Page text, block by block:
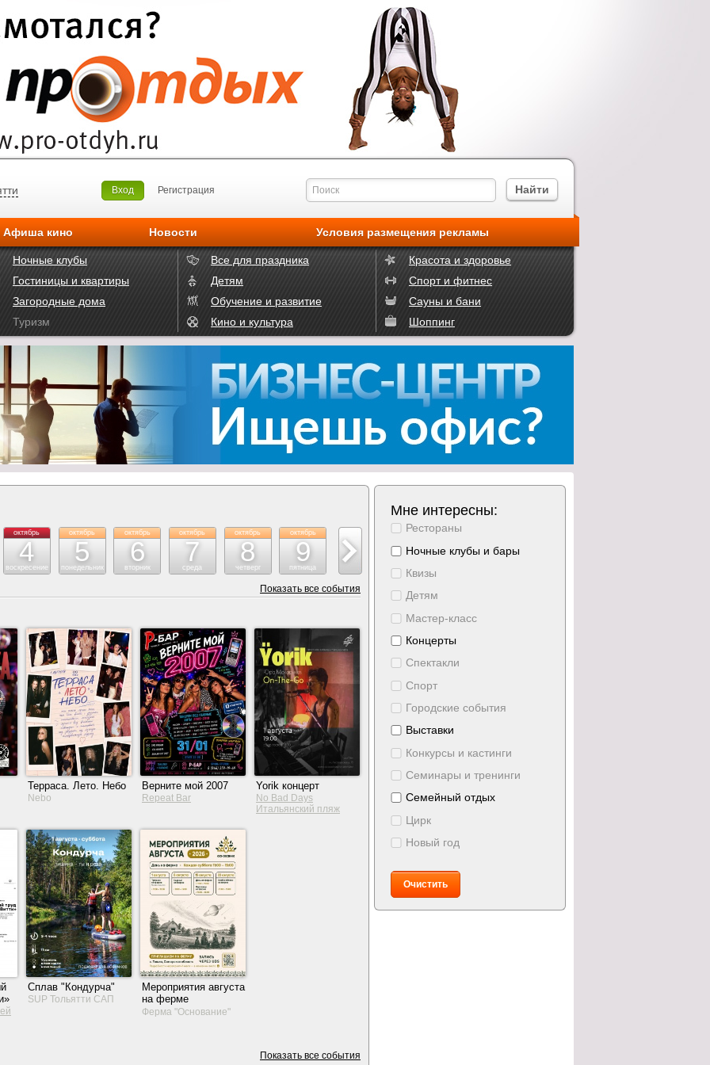
Вход Регистрация
Афиша кино Новости Условия размещения рекламы
Ночные клубы Все для праздника
Красота и здоровье
Гостиницы и квартиры Детям
Спорт и фитнес
Загородные дома Обучение и развитие
Сауны и бани
Туризм Кино и культура Шоппинг
октябрь
4
воскресение
октябрь
5
понедельник
октябрь
6
вторник
октябрь
7
среда
октябрь
8
четверг
октябрь
9
пятница
10
октябрь
11
воскресение
октябрь
12 13
Показать все события
Терраса. Лето. Небо
Nebo
Верните мой 2007
Repeat Bar
Yorik концерт
No Bad Days
Итальянский пляж
Сплав "Кондурча"
SUP Тольятти САП
Мероприятия августа
на ферме
«Основание»
Ферма "Основание"
Показать все события
Мне интересны:
Рестораны
Ночные клубы и бары
Квизы
Детям
Мастер-класс
Концерты
Спектакли
Спорт
Городские события
Выставки
Конкурсы и кастинги
Семинары и тренинги
Семейный отдых
Цирк
Новый год
Очистить